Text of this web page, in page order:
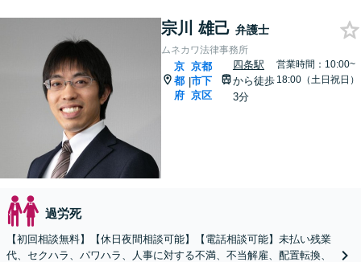
宗川 雄己 弁護士
ムネカワ法律事務所
京
都
府
|
京都
市下
京区
四条駅
から徒歩
3分
営業時間：10:00~
18:00（土日祝日）
過労死
【初回相談無料】【休日夜間相談可能】【電話相談可能】未払い残業
代、セクハラ、パワハラ、人事に対する不満、不当解雇、配置転換、